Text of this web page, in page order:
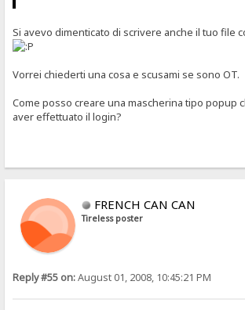
Si avevo dimenticato di scrivere anche il tuo file
Vorrei chiederti una cosa e scusami se sono OT.
Come posso creare una mascherina tipo popup
aver effettuato il login?
FRENCH CAN CAN
Tireless poster
Reply #55 on:August 01, 2008, 10:45:21 PM